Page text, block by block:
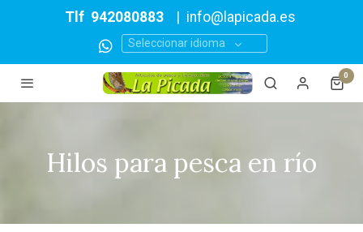
Tlf 942080883 info@lapicada.es
Seleccionar idioma
0
Hilos para pesca en río